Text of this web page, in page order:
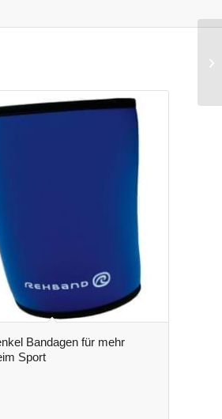
Bandagen für mehr
Sport